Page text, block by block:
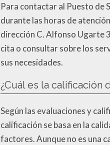
Para contactar al Puesto de
durante las horas de
dirección C. Alfonso Ugarte
cita o consultar sobre los
sus necesidades.
¿Cuál es la calificación
Según las evaluaciones y
calificación se basa en la
factores. Aunque no es una